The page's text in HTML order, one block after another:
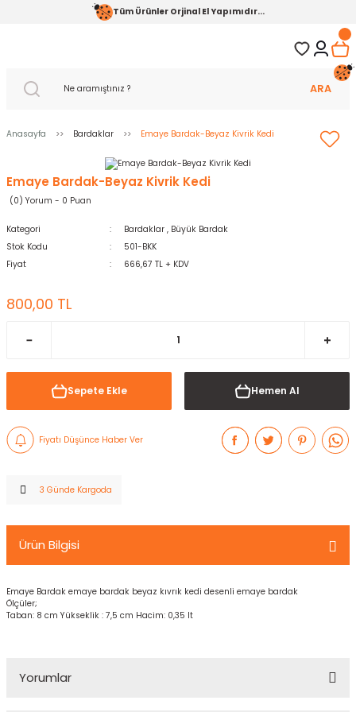
Tüm Ürünler Orjinal El Yapımıdır...
ARA
Anasayfa Bardaklar Emaye Bardak-Beyaz Kivrik Kedi
Emaye Bardak-Beyaz Kivrik Kedi
(0) Yorum - 0 Puan
Kategori Bardaklar , Büyük Bardak
Stok Kodu
501-BKK
Fiyat
666,67 TL + KDV
800,00 TL
Sepete Ekle Hemen Al
Fiyatı Düşünce Haber Ver
3 Günde Kargoda
Ürün Bilgisi
Emaye Bardak emaye bardak beyaz kıvrık kedi desenli emaye bardak
Ölçüler;
Taban: 8 cm Yükseklik : 7,5 cm Hacim: 0,35 lt
Yorumlar